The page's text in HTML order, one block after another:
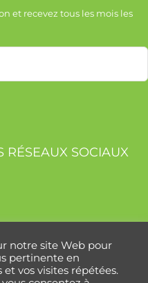
et recevez tous les mois les
RÉSEAUX SOCIAUX
notre site Web pour
pertinente en
vos visites répétées.